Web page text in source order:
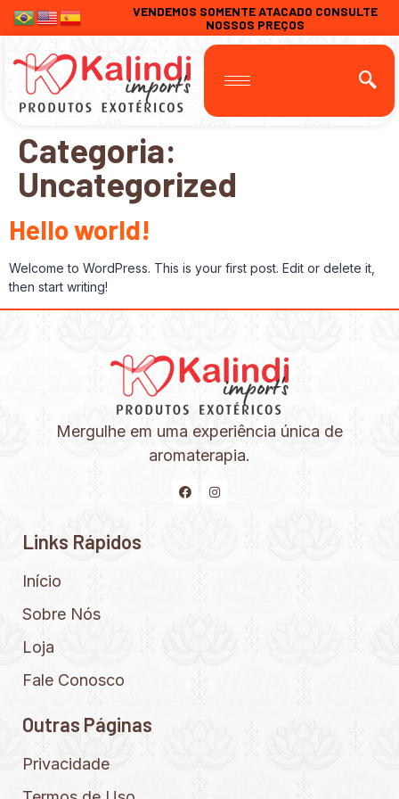
VENDEMOS SOMENTE ATACADO CONSULTE
NOSSOS PREÇOS
Categoria:
Uncategorized
Hello world!
Welcome to WordPress. This is your first post. Edit or delete it,
then start writing!
Mergulhe em uma experiência única de
aromaterapia.
Links Rápidos
Início
Sobre Nós
Loja
Fale Conosco
Outras Páginas
Privacidade